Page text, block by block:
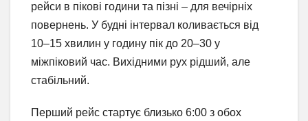
рейси в пікові години та пізні – для вечірніх
повернень. У будні інтервал коливається від
10–15 хвилин у годину пік до 20–30 у
міжпіковий час. Вихідними рух рідший, але
стабільний.
Перший рейс стартує близько 6:00 з обох